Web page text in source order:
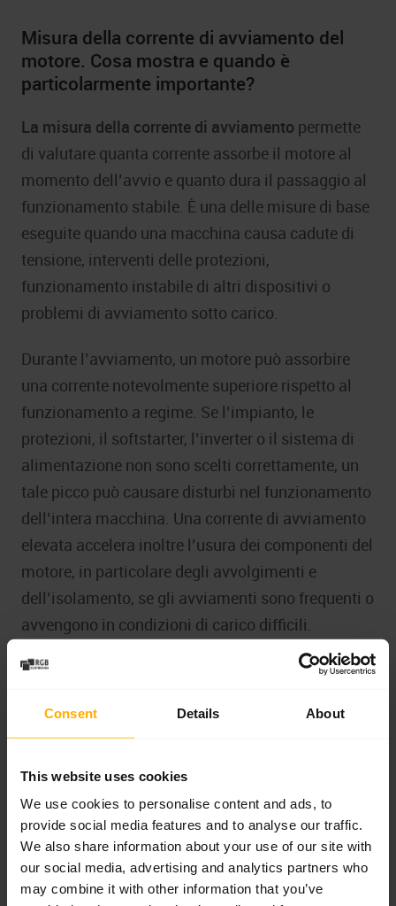
Consent Details About
This website uses cookies
We use cookies to personalise content and ads, to
provide social media features and to analyse our traffic.
We also share information about your use of our site with
our social media, advertising and analytics partners who
may combine it with other information that you’ve
Misura della corrente di avviamento del
motore. Cosa mostra e quando è
particolarmente importante?
La misura della corrente di avviamento permette
di valutare quanta corrente assorbe il motore al
momento dell’avvio e quanto dura il passaggio al
funzionamento stabile. È una delle misure di base
eseguite quando una macchina causa cadute di
tensione, interventi delle protezioni,
funzionamento instabile di altri dispositivi o
problemi di avviamento sotto carico.
Durante l’avviamento, un motore può assorbire
una corrente notevolmente superiore rispetto al
funzionamento a regime. Se l’impianto, le
protezioni, il softstarter, l’inverter o il sistema di
alimentazione non sono scelti correttamente, un
tale picco può causare disturbi nel funzionamento
dell’intera macchina. Una corrente di avviamento
elevata accelera inoltre l’usura dei componenti del
motore, in particolare degli avvolgimenti e
dell’isolamento, se gli avviamenti sono frequenti o
avvengono in condizioni di carico difficili.
La misura dovrebbe includere non solo il valore di
momento in cui viene raggiunta la corrente di
indicare un carico meccanico eccessivo, problemi
al riduttore, cuscinetti grippati, parametri errati
dell’inverter, una rampa di accelerazione
impostata in modo scorretto o un motore non
adeguatamente dimensionato per l’applicazione.